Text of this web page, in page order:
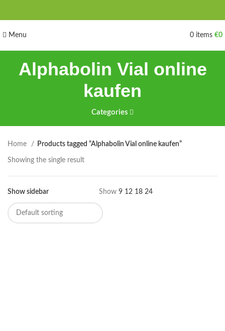
Menu 0 items €0
Alphabolin Vial online
kaufen
Categories
Home Products tagged “Alphabolin Vial online kaufen”
Showing the single result
Show sidebar Show 9 12 18 24